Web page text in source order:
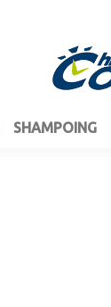
SHAMPOING